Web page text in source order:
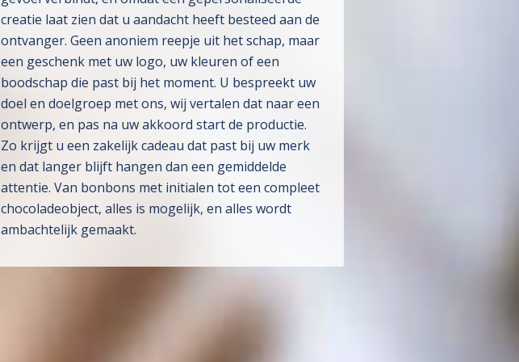
creatie laat zien dat u aandacht heeft besteed aan de
ontvanger. Geen anoniem reepje uit het schap, maar
een geschenk met uw logo, uw kleuren of een
boodschap die past bij het moment. U bespreekt uw
doel en doelgroep met ons, wij vertalen dat naar een
ontwerp, en pas na uw akkoord start de productie.
Zo krijgt u een zakelijk cadeau dat past bij uw merk
en dat langer blijft hangen dan een gemiddelde
attentie. Van bonbons met initialen tot een compleet
chocoladeobject, alles is mogelijk, en alles wordt
ambachtelijk gemaakt.